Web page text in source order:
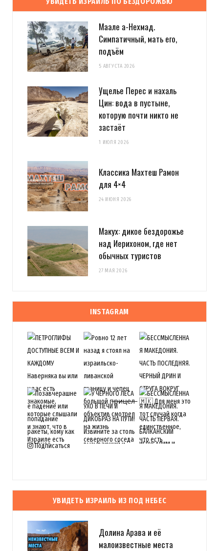
Маале а-Нехмад.
Симпатичный, мать его,
подъём
5 АВГУСТА 2026
Ущелье Перес и нахаль
Цин: вода в пустыне,
которую почти никто не
застаёт
1 ИЮЛЯ 2026
Классика Махтеш Рамон
для 4×4
24 ИЮНЯ 2026
Макух: дикое бездорожье
над Иерихоном, где нет
обычных туристов
27 МАЯ 2026
INSTAGRAM
Подписаться
УВИДЕТЬ ИЗРАИЛЬ ИЗ ПОД НЕБЕС
Долина Арава и её
малоизвестные места